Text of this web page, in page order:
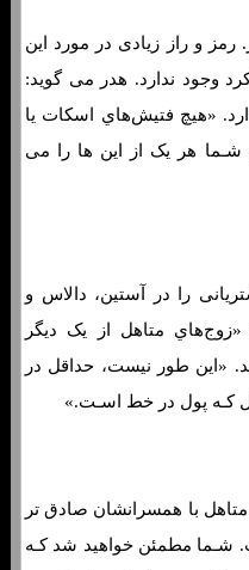
و راز زیادی در مورد این
وجود ندارد. هدر می گوید:
«هیچ فتیش‌هاي‌ اسکات یا
هر یک از این ها را می
را در آستین، دالاس و
«زوج‌هاي‌ متاهل از یک دیگر
«این طور نیست، حداقل در
کـه پول در خط اسـت.»
متاهل با همسرانشان صادق تر
شـما مطمئن خواهید شد کـه